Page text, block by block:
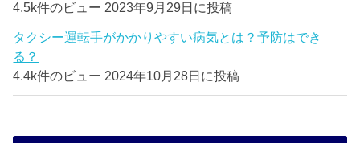
4.5k件のビュー 2023年9月29日に投稿
タクシー運転手がかかりやすい病気とは？予防はでき
る？
4.4k件のビュー 2024年10月28日に投稿